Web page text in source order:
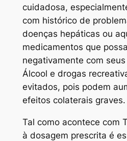
cuidadosa,
com histórico de
doenças hepáticas ou
medicamentos que
negativamente com
Álcool e drogas
evitados, pois podem
efeitos colaterais graves.
Tal como acontece com
à dosagem prescrita é